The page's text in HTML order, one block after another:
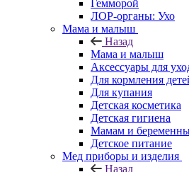
Гемморой
ЛОР-органы: Ухо
Мама и малыш
Назад
Мама и малыш
Аксессуары для
Для кормления
Для купания
Детская косметика
Детская гигиена
Мамам и
Детское питание
Мед приборы и изделия
Назад